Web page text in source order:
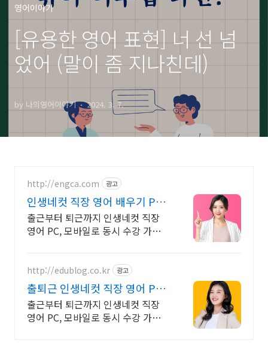
영어이야기
[유용한 영어 표현] 너 선 넘
었어 (말이 좀 지나친데)
by 나의영어이야기 2024. 3. 7.
http://engca.com 광고
인생네컷 직장 영어 배우기 PC/
스마트폰 동영상강의
출근부터 퇴근까지 인생네컷 직장
영어 PC, 모바일로 동시 수강 가능
http://edublog.co.kr 광고
출퇴근 인생네컷 직장 영어 PC/
스마트폰 동영상강의
출근부터 퇴근까지 인생네컷 직장
영어 PC, 모바일로 동시 수강 가능